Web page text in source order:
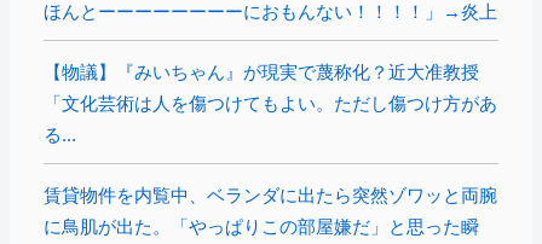
ほんとーーーーーーーーにおもんない！！！！」→炎上
【物議】『みいちゃん』が現実で蔑称化？近大准教授
「文化芸術は人を傷つけてもよい。ただし傷つけ方があ
る...
賃貸物件を内覧中、ベランダに出たら突然ゾワッと両腕
に鳥肌が出た。「やっぱりこの部屋嫌だ」と思った瞬